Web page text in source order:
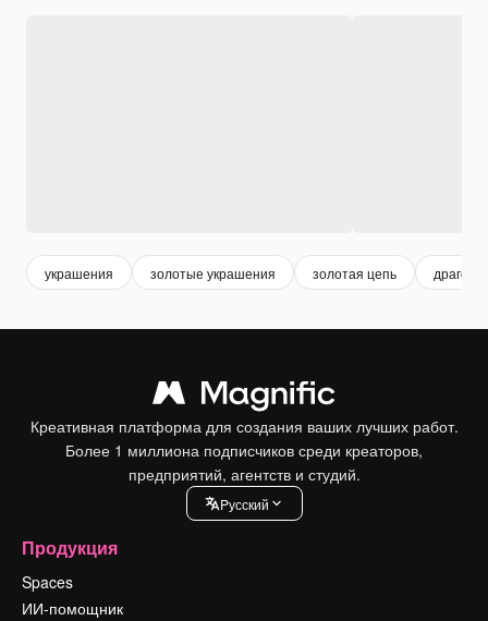
украшения золотые украшения золотая цепь
Креативная платформа для создания ваших лучших работ.
Более 1 миллиона подписчиков среди креаторов,
предприятий, агентств и студий.
Pусский
Продукция
Spaces
ИИ-помощник